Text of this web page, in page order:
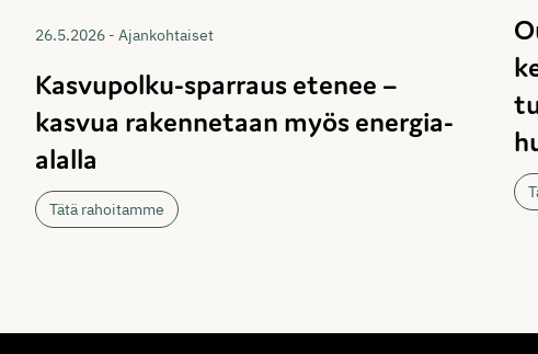
26.5.2026 - Ajankohtaiset
Kasvupolku-sparraus etenee –
kasvua rakennetaan myös energia-
alalla
Tätä rahoitamme